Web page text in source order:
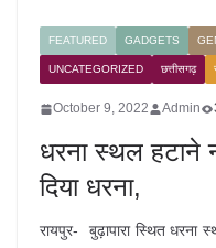
FEATURED GADGETS
UNCATEGORIZED छत्तीसगढ़
October 9, 2022 Admin
धरना स्थल हटाने
दिया धरना,
रायपुर- बुढ़ापारा स्थित धरना